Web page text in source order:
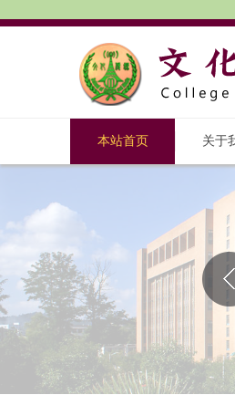
本站首页 关于